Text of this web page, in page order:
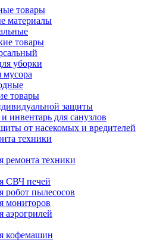
товары
материалы
товары
уборки
мусора
товары
защиты
инвентарь для санузлов
от насекомых и вредителей
техники
ремонта техники
СВЧ печей
робот пылесосов
мониторов
аэрогрилей
кофемашин